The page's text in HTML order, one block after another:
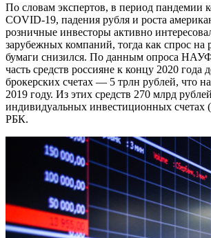
По словам экспертов, в период пандемии
COVID-19, падения рубля и роста
розничные инвесторы активно
зарубежных компаний, тогда как спрос на
бумаги снизился. По данным опроса
часть средств россияне к концу 2020 года
брокерских счетах — 5 трлн рублей, что
2019 году. Из этих средств 270 млрд
индивидуальных инвестиционных счетах
РБК.